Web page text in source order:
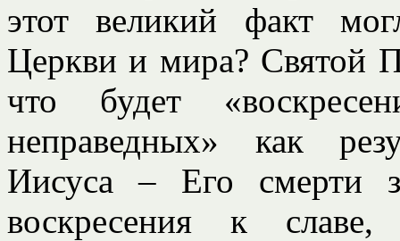
этот великий факт
Церкви и мира? Святой
что будет
неправедных» как
Иисуса – Его смерти
воскресения к славе,